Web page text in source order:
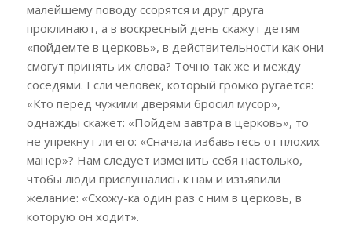
малейшему поводу ссорятся и друг друга
проклинают, а в воскресный день скажут детям
«пойдемте в церковь», в действительности как они
смогут принять их слова? Точно так же и между
соседями. Если человек, который громко ругается:
«Кто перед чужими дверями бросил мусор»,
однажды скажет: «Пойдем завтра в церковь», то
не упрекнут ли его: «Сначала избавьтесь от плохих
манер»? Нам следует изменить себя настолько,
чтобы люди прислушались к нам и изъявили
желание: «Схожу-ка один раз с ним в церковь, в
которую он ходит».